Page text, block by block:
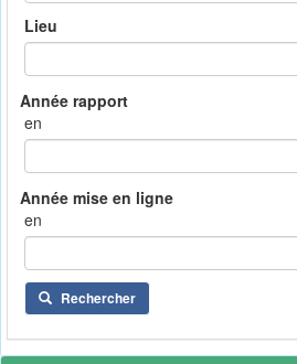
Lieu
en
en
Rechercher